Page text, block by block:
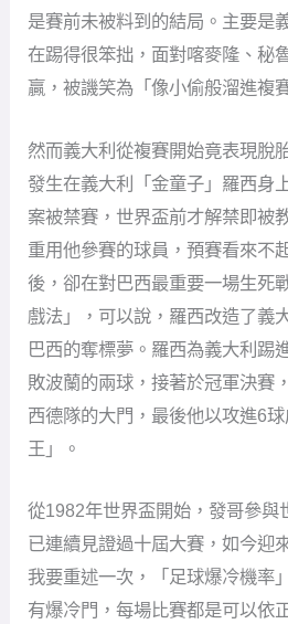
是賽前未被料到的結局。主要是
在踢得很笨拙，面對喀麥隆、秘
贏，被譏笑為「像小偷般溜進複
然而義大利從複賽開始竟表現脫
發生在義大利「金童子」羅西身
案被禁賽，世界盃前才解禁即被
重用他參賽的球員，預賽看來不
後，卻在對巴西最重要一場生死
戲法」，可以說，羅西改造了義
巴西的奪標夢。羅西為義大利踢
敗波蘭的兩球，接著於冠軍決賽
西德隊的大門，最後他以攻進6
王」。
從1982年世界盃開始，發哥參與
已連續見證過十屆大賽，如今迎
我要重述一次，「足球爆冷機率
有爆冷門，每場比賽都是可以依